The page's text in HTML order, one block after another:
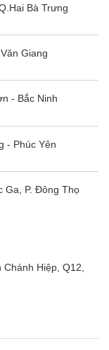
Bà Trưng
Giang
- Bắc Ninh
- Phúc Yên
Ga, P. Đông Thọ
Hiệp, Q12,